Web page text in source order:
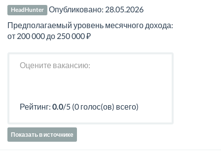
HeadHunter Опубликовано: 28.05.2026
Предполагаемый уровень месячного дохода:
от 200 000 до 250 000 ₽
Оцените вакансию:
Рейтинг: 0.0/5 (0 голос(ов) всего)
Показать в источнике